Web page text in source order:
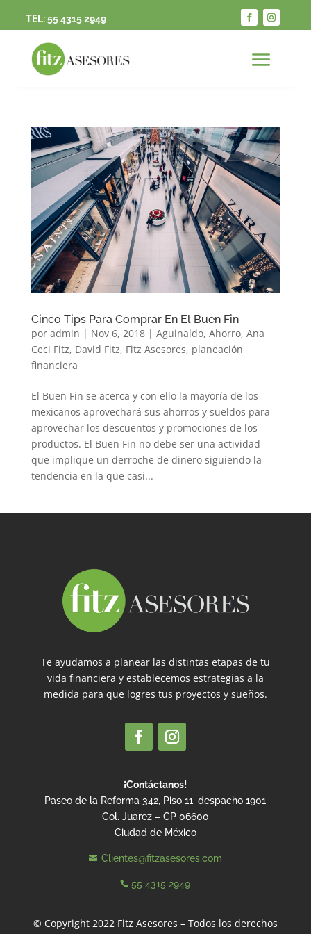
TEL:55 4315 2949
Cinco Tips Para Comprar En El Buen Fin
por admin | Nov 6, 2018| Aguinaldo, Ahorro, Ana
Ceci Fitz, David Fitz, Fitz Asesores, planeación
financiera
El Buen Fin se acerca y con ello la mayoría de los
mexicanos aprovechará sus ahorros y sueldos para
aprovechar los descuentos y promociones de los
productos. El Buen Fin no debe ser una actividad
que implique un derroche de dinero siguiendo la
tendencia en la que casi...
Te ayudamos a planear las distintas etapas de tu
vida financiera y establecemos estrategias a la
medida para que logres tus proyectos y sueños.
¡Contáctanos!
Paseo de la Reforma 342, Piso 11, despacho 1901
Col. Juarez – CP 06600
Ciudad de México
 Clientes@fitzasesores.com
 55 4315 2949
© Copyright 2022 Fitz Asesores – Todos los derechos